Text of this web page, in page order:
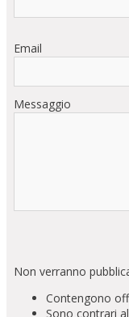
Email
Messaggio
Non verranno
Contengono
Sono contrari